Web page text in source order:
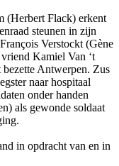
(Herbert Flack) erkent
steunen in zijn
Verstockt (Gène
Kamiel Van ‘t
Antwerpen. Zus
naar hospitaal
onder handen
als gewonde soldaat
in opdracht van en in